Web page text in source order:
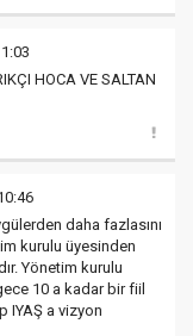
HOCA VE SALTAN
daha fazlasını
kurulu üyesinden
Yönetim kurulu
10 a kadar bir fiil
IYAŞ a vizyon